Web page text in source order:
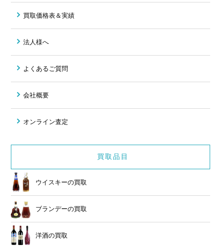
買取価格表＆実績
法人様へ
よくあるご質問
会社概要
オンライン査定
買取品目
ウイスキーの買取
ブランデーの買取
洋酒の買取